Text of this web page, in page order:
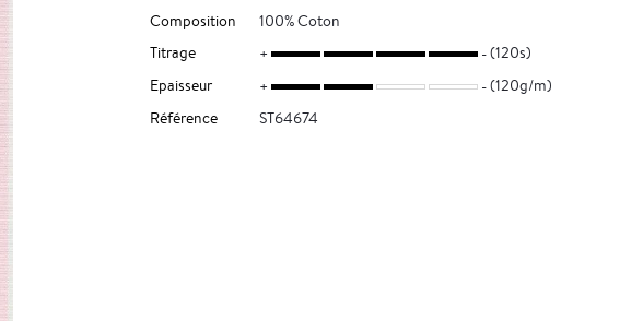
Composition
100% Coton
Titrage
(120s)
Epaisseur
(120g/m)
Référence
ST64674